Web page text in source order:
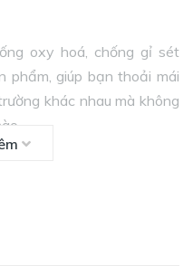
oxy hoá, chống gỉ sét
phẩm, giúp bạn thoải mái
khác nhau mà không